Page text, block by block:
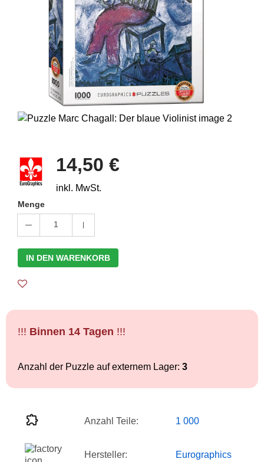
14,50 €
inkl. MwSt.
Menge
1
IN DEN WARENKORB
!!! Binnen 14 Tagen !!!
Anzahl der Puzzle auf externem Lager: 3
Anzahl Teile: 1 000
Hersteller: Eurographics